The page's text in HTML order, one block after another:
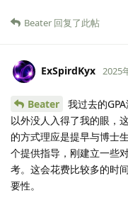
Beater 回复了此帖
ExSpirdKyx 2025
Beater
我过去的
以外没人入得了我的眼，
的方式理应是提早与博士
个提供指导，刚建立一些
考。这会花费比较多的时
要性。